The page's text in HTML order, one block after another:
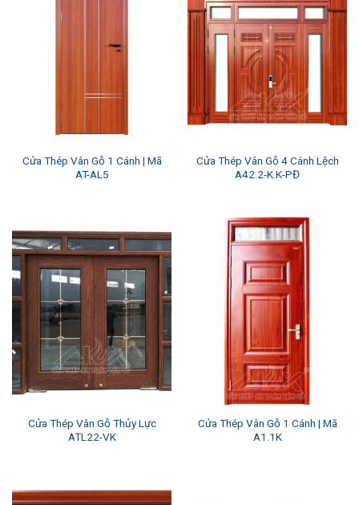
Cửa Thép Vân Gỗ 1 Cánh | Mã
AT-AL5
Cửa Thép Vân Gỗ 4 Cánh Lệch
A42.2-K.K-PĐ
Cửa Thép Vân Gỗ Thủy Lực
ATL22-VK
Cửa Thép Vân Gỗ 1 Cánh | Mã
A1.1K